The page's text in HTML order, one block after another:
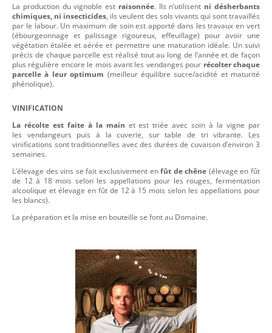
La production du vignoble est raisonnée. Ils n’utilisent ni désherbants
chimiques, ni insecticides, ils veulent des sols vivants qui sont travaillés
par le labour. Un maximum de soin est apporté dans les travaux en vert
(ébourgeonnage et palissage rigoureux, effeuillage) pour avoir une
végétation étalée et aérée et permettre une maturation idéale. Un suivi
précis de chaque parcelle est réalisé tout au long de l’année et de façon
plus régulière encore le mois avant les vendanges pour récolter chaque
parcelle à leur optimum (meilleur équilibre sucre/acidité et maturité
phénolique).
VINIFICATION
La récolte est faite à la main et est triée avec soin à la vigne par
les vendangeurs puis à la cuverie, sur table de tri vibrante. Les
vinifications sont traditionnelles avec des durées de cuvaison d’environ 3
semaines.
L’élevage des vins se fait exclusivement enfût de chêne (élevage en fût
de 12 à 18 mois selon les appellations pour les rouges, fermentation
alcoolique et élevage en fût de 12 à 15 mois selon les appellations pour
les blancs).
La préparation et la mise en bouteille se font au Domaine.